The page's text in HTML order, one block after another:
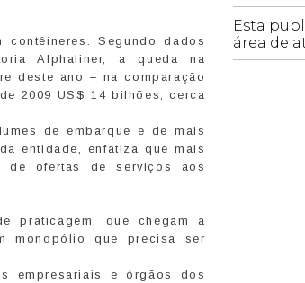
Segundo dados
Alphaliner, a queda na
deste ano – na comparação
2009 US$ 14 bilhões, cerca
de embarque e de mais
entidade, enfatiza que mais
de ofertas de serviços aos
praticagem, que chegam a
monopólio que precisa ser
empresariais e órgãos dos
Esta
área de